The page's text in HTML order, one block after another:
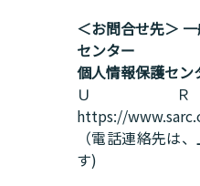
＜お問合せ先＞
センター
個人情報保護セン
Ｕ
https://
（電話連絡先は
す)